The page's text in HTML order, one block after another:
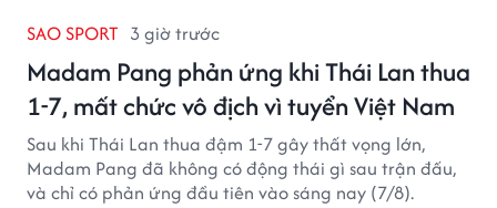
SAO SPORT 3 giờ trước
Madam Pang phản ứng khi Thái Lan thua
1-7, mất chức vô địch vì tuyển Việt Nam
Sau khi Thái Lan thua đậm 1-7 gây thất vọng lớn,
Madam Pang đã không có động thái gì sau trận đấu,
và chỉ có phản ứng đầu tiên vào sáng nay (7/8).